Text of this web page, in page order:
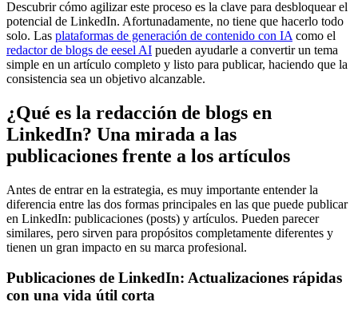
Descubrir cómo agilizar este proceso es la clave para desbloquear el
potencial de LinkedIn. Afortunadamente, no tiene que hacerlo todo
solo. Las plataformas de generación de contenido con IA como el
redactor de blogs de eesel AI pueden ayudarle a convertir un tema
simple en un artículo completo y listo para publicar, haciendo que la
consistencia sea un objetivo alcanzable.
¿Qué es la redacción de blogs en
LinkedIn? Una mirada a las
publicaciones frente a los artículos
Antes de entrar en la estrategia, es muy importante entender la
diferencia entre las dos formas principales en las que puede publicar
en LinkedIn: publicaciones (posts) y artículos. Pueden parecer
similares, pero sirven para propósitos completamente diferentes y
tienen un gran impacto en su marca profesional.
Publicaciones de LinkedIn: Actualizaciones rápidas
con una vida útil corta